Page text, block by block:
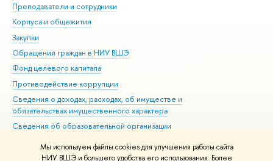
Мы используем файлы cookies для улучшения работы сайта
НИУ ВШЭ и большего удобства его использования. Более
Преподаватели и сотрудники
Корпуса и общежития
Закупки
Обращения граждан в НИУ ВШЭ
Фонд целевого капитала
Противодействие коррупции
Сведения о доходах, расходах, об имуществе и
обязательствах имущественного характера
Сведения об образовательной организации
Людям с ограниченными возможностями здоровья
Единая платежная страница